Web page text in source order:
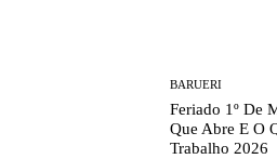
BARUERI
Feriado 1º De
Que Abre E O
Trabalho 2026